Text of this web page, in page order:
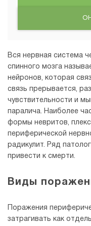
Вся нервная система
спинного мозга
нейронов, которая
связь прерывается,
чувствительности и
паралича. Наиболее
формы невритов,
периферической
радикулит. Ряд
привести к смерти.
Виды
Поражения
затрагивать как